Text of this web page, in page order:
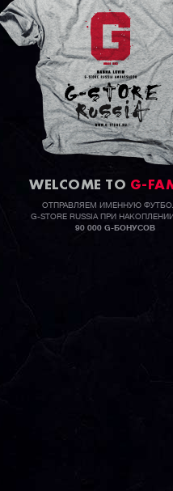
WELCOME TO G-
ОТПРАВЛЯЕМ ИМЕННУЮ
G-STORE RUSSIA ПРИ
90 000 G-БОНУСОВ